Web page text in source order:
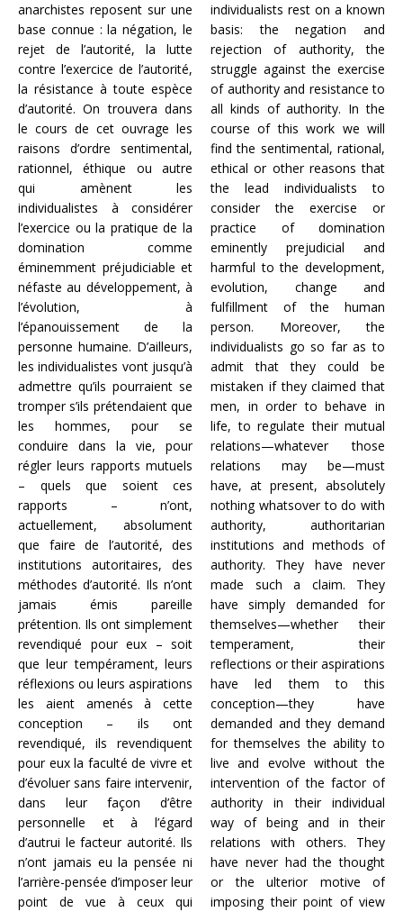
anarchistes reposent sur une
base connue : la négation, le
rejet de l’autorité, la lutte
contre l’exercice de l’autorité,
la résistance à toute espèce
d’autorité. On trouvera dans
le cours de cet ouvrage les
raisons d’ordre sentimental,
rationnel, éthique ou autre
qui amènent les
individualistes à considérer
l’exercice ou la pratique de la
domination comme
éminemment préjudiciable et
néfaste au développement, à
l’évolution, à
l’épanouissement de la
personne humaine. D’ailleurs,
les individualistes vont jusqu’à
admettre qu’ils pourraient se
tromper s’ils prétendaient que
les hommes, pour se
conduire dans la vie, pour
régler leurs rapports mutuels
– quels que soient ces
rapports – n’ont,
actuellement, absolument
que faire de l’autorité, des
institutions autoritaires, des
méthodes d’autorité. Ils n’ont
jamais émis pareille
prétention. Ils ont simplement
revendiqué pour eux – soit
que leur tempérament, leurs
réflexions ou leurs aspirations
les aient amenés à cette
conception – ils ont
revendiqué, ils revendiquent
pour eux la faculté de vivre et
d’évoluer sans faire intervenir,
dans leur façon d’être
personnelle et à l’égard
d’autrui le facteur autorité. Ils
n’ont jamais eu la pensée ni
l’arrière-pensée d’imposer leur
point de vue à ceux qui
individualists rest on a known
basis: the negation and
rejection of authority, the
struggle against the exercise
of authority and resistance to
all kinds of authority. In the
course of this work we will
find the sentimental, rational,
ethical or other reasons that
the lead individualists to
consider the exercise or
practice of domination
eminently prejudicial and
harmful to the development,
evolution, change and
fulfillment of the human
person. Moreover, the
individualists go so far as to
admit that they could be
mistaken if they claimed that
men, in order to behave in
life, to regulate their mutual
relations—whatever those
relations may be—must
have, at present, absolutely
nothing whatsover to do with
authority, authoritarian
institutions and methods of
authority. They have never
made such a claim. They
have simply demanded for
themselves—whether their
temperament, their
reflections or their aspirations
have led them to this
conception—they have
demanded and they demand
for themselves the ability to
live and evolve without the
intervention of the factor of
authority in their individual
way of being and in their
relations with others. They
have never had the thought
or the ulterior motive of
imposing their point of view